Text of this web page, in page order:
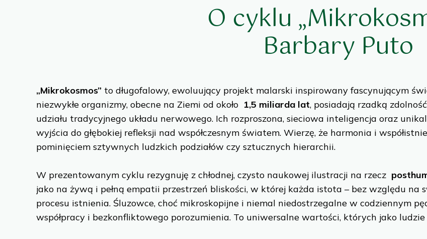
O cyklu
Barbary Puto
„Mikrokosmos” to długofalowy, ewoluujący projekt malarski inspirowany fascynującym
niezwykłe organizmy, obecne na Ziemi od około 1,5 miliarda lat, posiadają rzadką
udziału tradycyjnego układu nerwowego. Ich rozproszona, sieciowa inteligencja oraz
wyjścia do głębokiej refleksji nad współczesnym światem. Wierzę, że harmonia i
pominięciem sztywnych ludzkich podziałów czy sztucznych hierarchii.
W prezentowanym cyklu rezygnuję z chłodnej, czysto naukowej ilustracji na rzecz
jako na żywą i pełną empatii przestrzeń bliskości, w której każda istota – bez względu na
procesu istnienia. Śluzowce, choć mikroskopijne i niemal niedostrzegalne w codziennym
współpracy i bezkonfliktowego porozumienia. To uniwersalne wartości, których jako